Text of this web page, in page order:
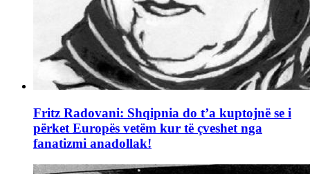
Fritz Radovani: Shqipnia do t’a kuptojnë se i
përket Europës vetëm kur të çveshet nga
fanatizmi anadollak!